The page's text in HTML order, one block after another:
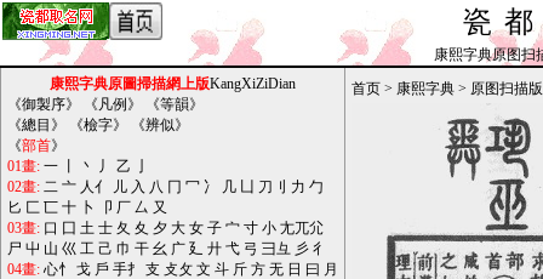
瓷
康熙字典原图扫
康熙字典原圖掃描網上版KangXiZiDian
《御製序》 《凡例 》 《等韻》
《總目 》 《檢字》 《辨似》
《部首》
01畫: 一 丶 丿 乙
02畫: 二 亠 人亻 儿 入 八 冂 冖 冫 几 凵 刀刂 力 勹
匕 匚 匸 十 卜 卩 厂 厶 又
03畫: 口 囗 土 士 夂 夊 夕 大 女 子 宀 寸 小 尢兀尣
尸 屮 山 巛 工 己 巾 干 幺 广 廴 廾 弋 弓 彐彑 彡 彳
04畫: 心忄 戈 戶 手扌 支 攴攵 文 斗 斤 方 无 日 曰 月
首页 > 康熙字典 > 原图扫描版